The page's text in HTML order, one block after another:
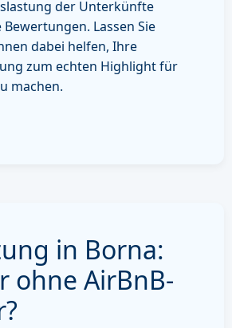
der Unterkünfte
Lassen Sie
dabei helfen, Ihre
zum echten Highlight für
machen.
in Borna:
ohne AirBnB-